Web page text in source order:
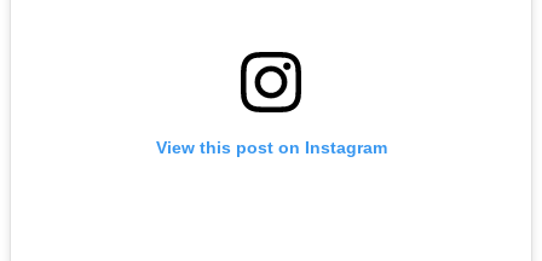
View this post on Instagram